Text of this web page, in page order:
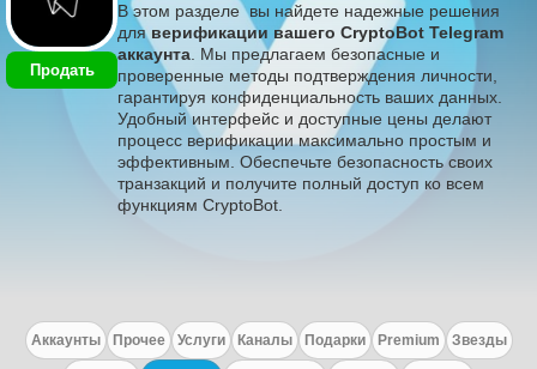
Продать
В этом разделе вы найдете надежные решения
дляверификации вашего CryptoBot Telegram
аккаунта . Мы предлагаем безопасные и
проверенные методы подтверждения личности,
гарантируя конфиденциальность ваших данных.
Удобный интерфейс и доступные цены делают
процесс верификации максимально простым и
эффективным. Обеспечьте безопасность своих
транзакций и получите полный доступ ко всем
функциям CryptoBot.
Аккаунты Прочее Услуги Каналы Подарки Premium Звезды